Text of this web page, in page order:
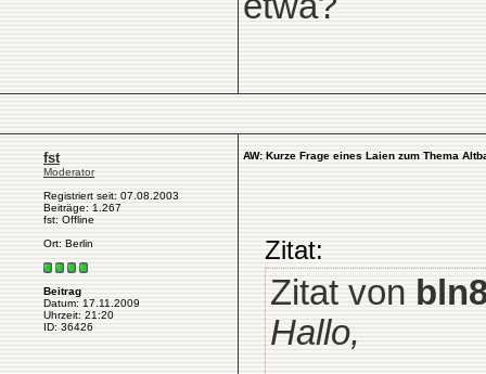
fst
Moderator
Registriert seit: 07.08.2003
Beiträge: 1.267
fst: Offline
Ort: Berlin
Beitrag
Datum: 17.11.2009
Uhrzeit: 21:20
ID: 36426
AW: Kurze Frage eines Laien zum Thema
Zitat:
Zitat von
Hallo,